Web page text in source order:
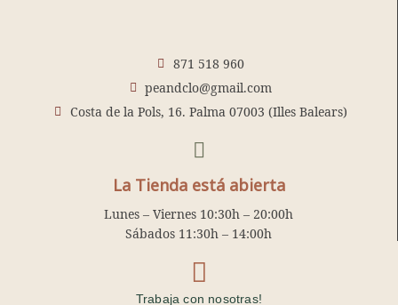
r
a
m
e
s
t
871 518 960
peandclo@gmail.com
Costa de la Pols, 16. Palma 07003 (Illes Balears)
La Tienda está abierta
Lunes – Viernes 10:30h – 20:00h
Sábados 11:30h – 14:00h
Trabaja con nosotras!